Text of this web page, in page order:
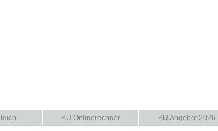
BU Onlinerechner BU Angebot 2026